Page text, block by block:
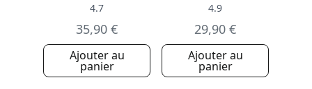
4.7
35,90 €
Ajouter au
panier
4.9
29,90 €
Ajouter au
panier